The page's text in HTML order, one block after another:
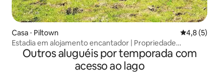
Casa ⋅ Piltown 4,8 de
4,8 (5)
Estadia em alojamento encantador | Propriedade
equestre
Outros aluguéis por temporada com
acesso ao lago